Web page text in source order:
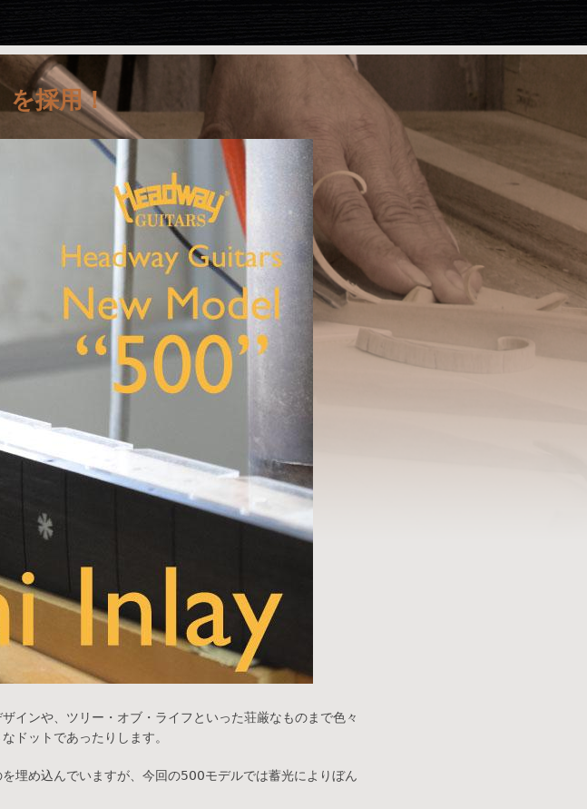
を採用！
インや、ツリー・オブ・ライフといった荘厳なものまで色々
ドットであったりします。
埋め込んでいますが、今回の500モデルでは蓄光によりぼん